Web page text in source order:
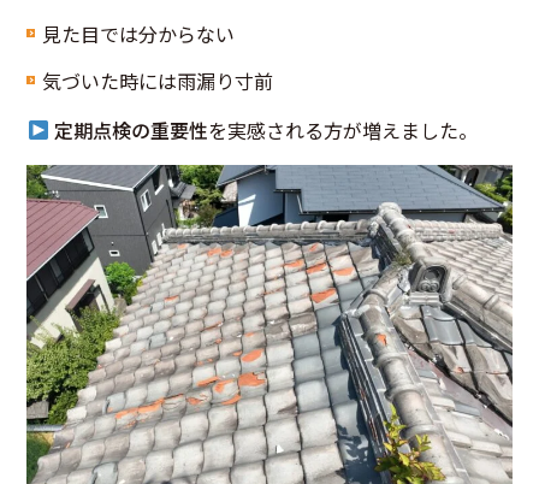
見た目では分からない
気づいた時には雨漏り寸前
定期点検の重要性を実感される方が増えました。